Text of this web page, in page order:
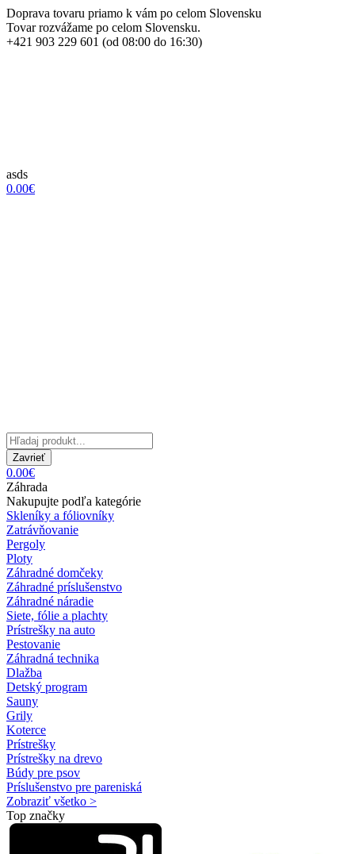
Doprava tovaru priamo k vám po celom Slovensku
Tovar rozvážame po celom Slovensku.
+421 903 229 601 (od 08:00 do 16:30)
asds
0.00€
Zavrieť
0.00€
Záhrada
Nakupujte podľa kategórie
Skleníky a fóliovníky
Zatrávňovanie
Pergoly
Ploty
Záhradné domčeky
Záhradné príslušenstvo
Záhradné náradie
Siete, fólie a plachty
Prístrešky na auto
Pestovanie
Záhradná technika
Dlažba
Detský program
Sauny
Grily
Koterce
Prístrešky
Prístrešky na drevo
Búdy pre psov
Príslušenstvo pre pareniská
Zobraziť všetko >
Top značky